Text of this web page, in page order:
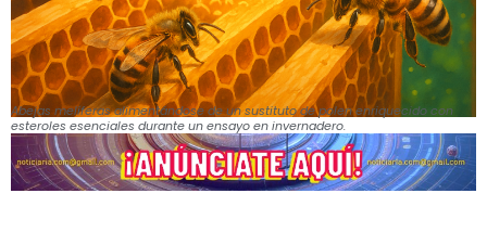
Abejas melíferas alimentándose de un sustituto de polen enriquecido con
esteroles esenciales durante un ensayo en invernadero.